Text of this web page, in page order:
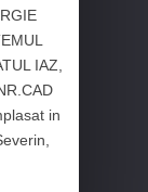
IAZ,
in